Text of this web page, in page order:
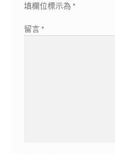
填欄位標示為 *
留言 *